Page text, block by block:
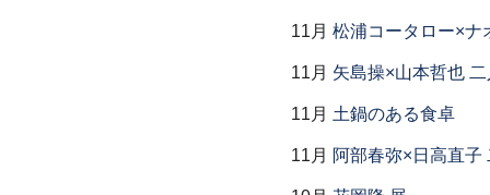
11月 松浦コータロー×ナ
11月 矢島操×山本哲也
11月 土鍋のある食卓
11月 阿部春弥×日高直子